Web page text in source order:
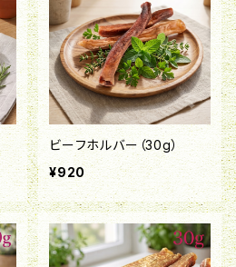
ビーフホルバー（30g）
¥920